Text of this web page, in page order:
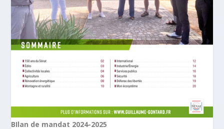
BIlan de mandat 2024-2025